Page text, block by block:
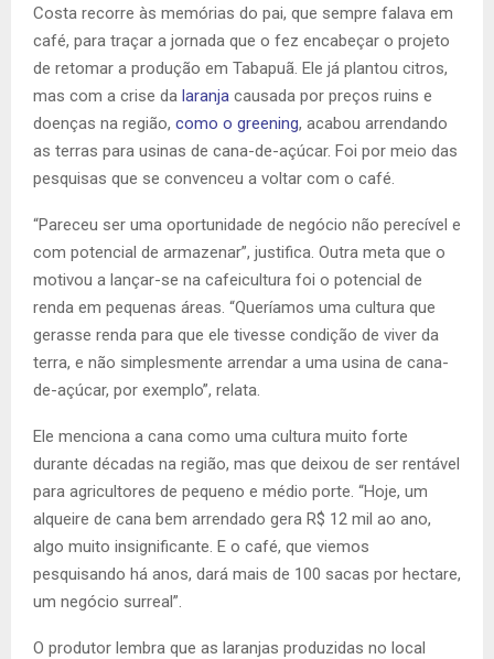
Costa recorre às memórias do pai, que sempre falava em
café, para traçar a jornada que o fez encabeçar o projeto
de retomar a produção em Tabapuã. Ele já plantou citros,
mas com a crise da laranja causada por preços ruins e
doenças na região, como o greening, acabou arrendando
as terras para usinas de cana-de-açúcar. Foi por meio das
pesquisas que se convenceu a voltar com o café.
“Pareceu ser uma oportunidade de negócio não perecível e
com potencial de armazenar”, justifica. Outra meta que o
motivou a lançar-se na cafeicultura foi o potencial de
renda em pequenas áreas. “Queríamos uma cultura que
gerasse renda para que ele tivesse condição de viver da
terra, e não simplesmente arrendar a uma usina de cana-
de-açúcar, por exemplo”, relata.
Ele menciona a cana como uma cultura muito forte
durante décadas na região, mas que deixou de ser rentável
para agricultores de pequeno e médio porte. “Hoje, um
alqueire de cana bem arrendado gera R$ 12 mil ao ano,
algo muito insignificante. E o café, que viemos
pesquisando há anos, dará mais de 100 sacas por hectare,
um negócio surreal”.
O produtor lembra que as laranjas produzidas no local